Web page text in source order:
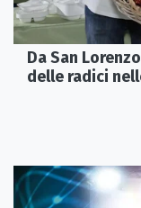
Da San
delle radici